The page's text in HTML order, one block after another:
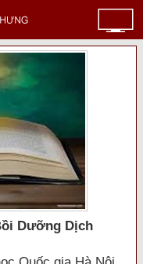
Dưỡng Dịch